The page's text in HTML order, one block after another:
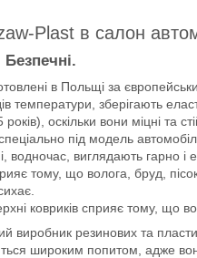
Plast в салон
Безпечні.
в Польщі за
температури, зберігають
оскільки вони міцні та
під модель
водночас, виглядають гарно і
тому, що волога, бруд,
ковриків сприяє тому, що
виробник резинових та
широким попитом, адже вони